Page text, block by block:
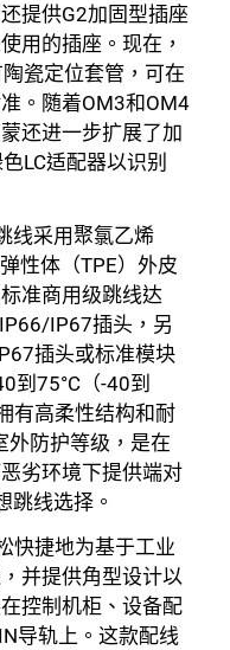
提供G2加固型插座
用的插座。现在，
瓷定位套管，可在
。随着OM3和OM4
还进一步扩展了加
LC适配器以识别
线采用聚氯乙烯
性体（TPE）外皮
准商用级跳线达
IP67插头，另
插头或标准模块
到75°C（-40到
有高柔性结构和耐
外防护等级，是在
劣环境下提供端对
跳线选择。
快捷地为基于工业
并提供角型设计以
控制机柜、设备配
导轨上。这款配线